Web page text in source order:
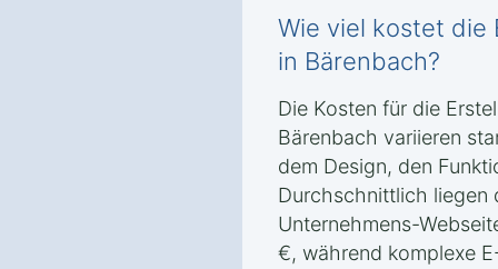
Wie viel kostet die
in Bärenbach?
Die Kosten für die
Bärenbach variieren
dem Design, den
Durchschnittlich liegen
Unternehmens-
€, während komplexe